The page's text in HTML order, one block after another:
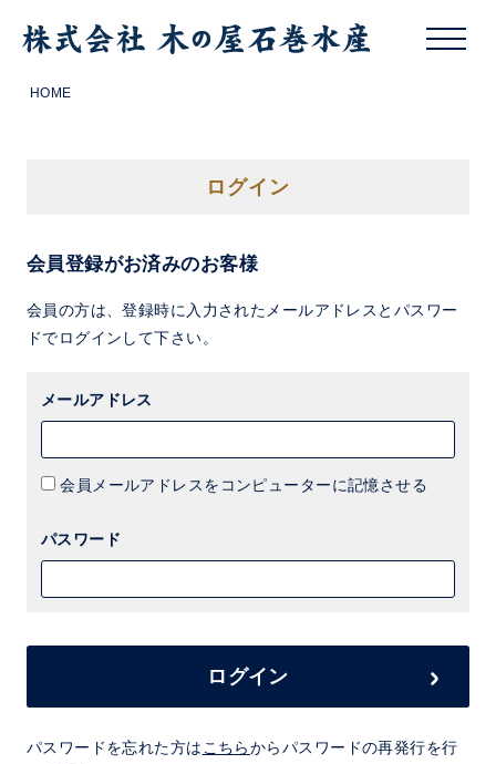
HOME
ログイン
会員登録がお済みのお客様
会員の方は、登録時に入力されたメールアドレスとパスワー
ドでログインして下さい。
メールアドレス
会員メールアドレスをコンピューターに記憶させる
パスワード
ログイン
パスワードを忘れた方は こちらからパスワードの再発行を行